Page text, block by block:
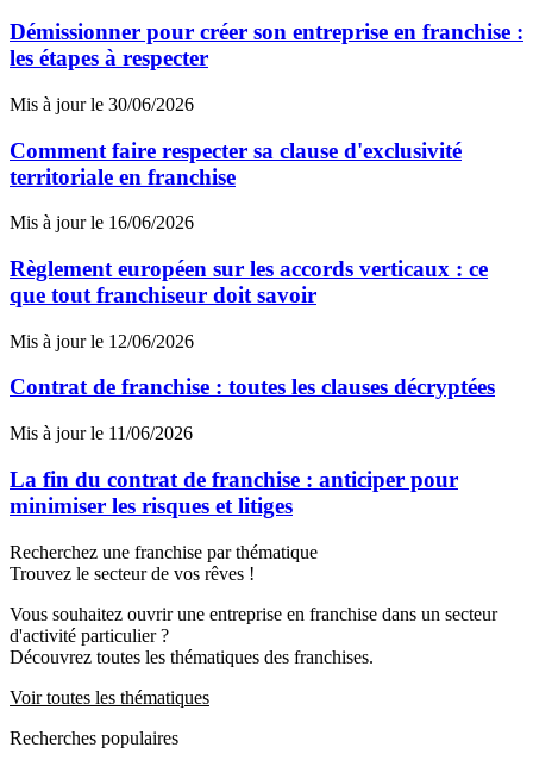
Démissionner pour créer son entreprise en franchise :
les étapes à respecter
Mis à jour le 30/06/2026
Comment faire respecter sa clause d'exclusivité
territoriale en franchise
Mis à jour le 16/06/2026
Règlement européen sur les accords verticaux : ce
que tout franchiseur doit savoir
Mis à jour le 12/06/2026
Contrat de franchise : toutes les clauses décryptées
Mis à jour le 11/06/2026
La fin du contrat de franchise : anticiper pour
minimiser les risques et litiges
Recherchez une franchise par thématique
Trouvez le secteur de vos rêves !
Vous souhaitez ouvrir une entreprise en franchise dans un secteur
d'activité particulier ?
Découvrez toutes les thématiques des franchises.
Voir toutes les thématiques
Recherches populaires